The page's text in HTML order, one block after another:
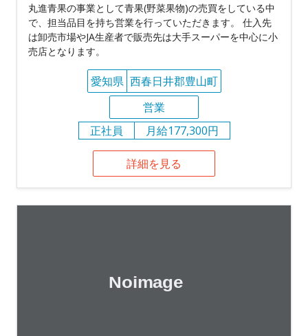
丸進青果の事業として青果(野菜果物)の売買をしている中
で、担当品目を持ち営業を行っていただきます。 仕入先
は卸売市場やJA生産者で販売先は大手スーパーを中心に小
売店となります。
愛知県 西春日井郡豊山町
営業
正社員
月給177,300円
詳細を見る